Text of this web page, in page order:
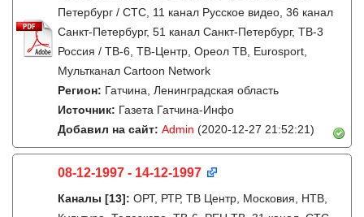
Петербург / СТС, 11 канал Русское видео, 36 канал
Санкт-Петербург, 51 канал Санкт-Петербург, ТВ-3
Россия / ТВ-6, ТВ-Центр, Ореол ТВ, Eurosport,
Мультканал Cartoon Network
Регион: Гатчина, Ленинградская область
Источник: Газета Гатчина-Инфо
Добавил на сайт: Admin (2020-12-27 21:52:21)
08-12-1997 - 14-12-1997
Каналы [13]: ОРТ, РТР, ТВ Центр, Московия, НТВ,